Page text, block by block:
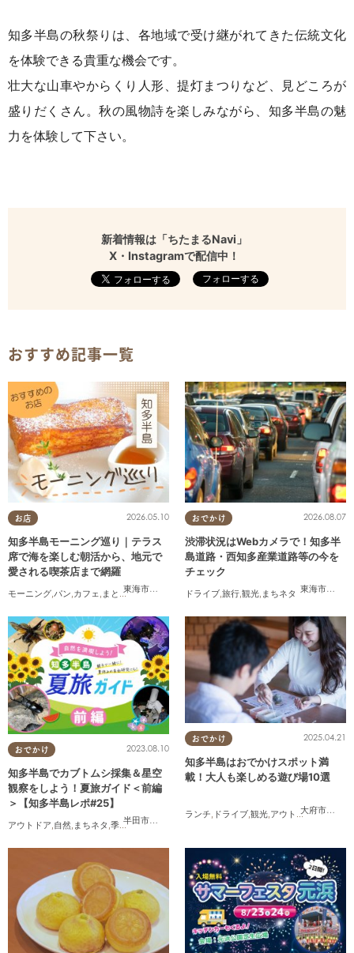
知多半島の秋祭りは、各地域で受け継がれてきた伝統文化
を体験できる貴重な機会です。
壮大な山車やからくり人形、提灯まつりなど、見どころが
盛りだくさん。秋の風物詩を楽しみながら、知多半島の魅
力を体験して下さい。
新着情報は「ちたまるNavi」
X・Instagramで配信中！
フォローする
おすすめ記事一覧
お店
東海市
,知多市 阿久比町,半田市,常滑市 ,美浜町
2026.05.10
知多半島モーニング巡り｜テラス
席で海を楽しむ朝活から、地元で
愛される喫茶店まで網羅
モーニング パン カフェ まとめ記事 , コスパ抜群
おでかけ
東海市
,大府
2026.08.07
渋滞状況はWebカメラで！知多半
島道路・西知多産業道路等の今を
チェック
ドライブ 旅行 観光 まちネタ
おでかけ
半田市
,武豊町
2023.08.10
知多半島でカブトムシ採集＆星空
観察をしよう！夏旅ガイド＜前編
＞【知多半島レポ#25】
アウトドア 自然 まちネタ 季節ネタ , 親子
おでかけ
大府市東浦
2025.04.21
知多半島はおでかけスポット満
載！大人も楽しめる遊び場10選
ランチ, ドライブ,観光,アウトドア , 親子,